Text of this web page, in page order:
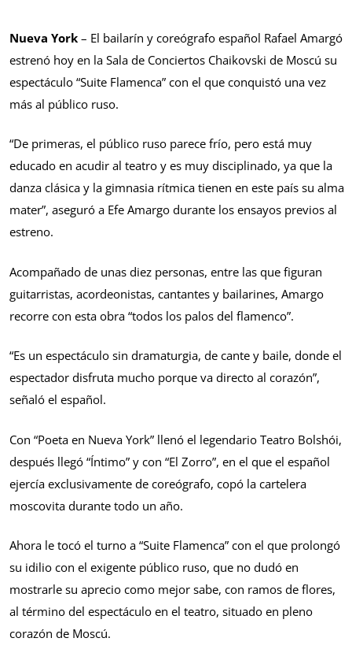
Nueva York – El bailarín y coreógrafo español Rafael Amargó
estrenó hoy en la Sala de Conciertos Chaikovski de Moscú su
espectáculo “Suite Flamenca” con el que conquistó una vez
más al público ruso.
“De primeras, el público ruso parece frío, pero está muy
educado en acudir al teatro y es muy disciplinado, ya que la
danza clásica y la gimnasia rítmica tienen en este país su alma
mater”, aseguró a Efe Amargo durante los ensayos previos al
estreno.
Acompañado de unas diez personas, entre las que figuran
guitarristas, acordeonistas, cantantes y bailarines, Amargo
recorre con esta obra “todos los palos del flamenco”.
“Es un espectáculo sin dramaturgia, de cante y baile, donde el
espectador disfruta mucho porque va directo al corazón”,
señaló el español.
Con “Poeta en Nueva York” llenó el legendario Teatro Bolshói,
después llegó “Íntimo” y con “El Zorro”, en el que el español
ejercía exclusivamente de coreógrafo, copó la cartelera
moscovita durante todo un año.
Ahora le tocó el turno a “Suite Flamenca” con el que prolongó
su idilio con el exigente público ruso, que no dudó en
mostrarle su aprecio como mejor sabe, con ramos de flores,
al término del espectáculo en el teatro, situado en pleno
corazón de Moscú.